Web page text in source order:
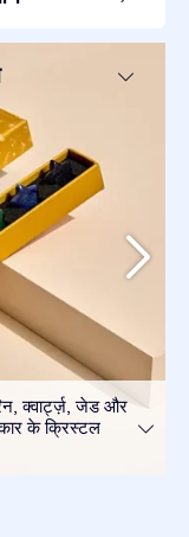
क्वार्ट्ज़, जेड और
के क्रिस्टल